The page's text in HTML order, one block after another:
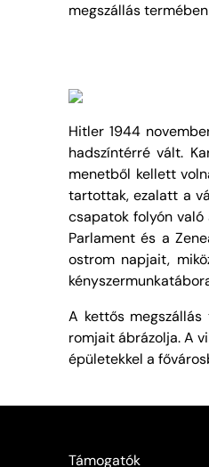
megszállás
Hitler 1944
hadszíntérré vált.
menetből kellett
tartottak, ezalatt a
csapatok folyón való
Parlament és a
ostrom napjait,
A kettős
romjait ábrázolja. A
épületekkel a
Támogatók